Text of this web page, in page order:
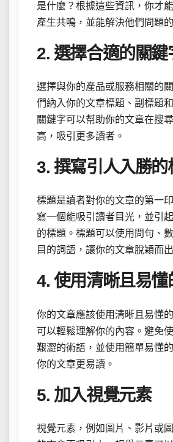
是什麼？根據這些資訊，你才
產生共鳴，並能解決他們問題
2. 選擇合適的關鍵
選擇與你的產品或服務相關的
們納入你的文章標題、副標題
關鍵字可以幫助你的文章在搜
高，吸引更多讀者。
3. 撰寫引人入勝的
標題是讀者對你的文章的第一
寫一個能吸引讀者目光，並引
的標題。標題可以使用問句、
目的詞語，讓你的文章脫穎而出
4. 使用清晰且易懂
你的文章應該使用清晰且易懂
可以輕鬆理解你的內容。避免
艱澀的術語，並使用簡單易懂
你的文章更易讀。
5. 加入視覺元素
視覺元素，例如圖片、影片或